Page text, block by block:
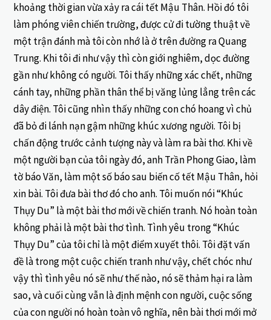
khoảng thời gian vừa xảy ra cái tết Mậu Thân. Hồi đó tôi
làm phóng viên chiến trường, được cử đi tường thuật về
một trận đánh mà tôi còn nhớ là ở trên đường ra Quang
Trung. Khi tôi đi như vậy thì còn giới nghiêm, dọc đường
gần như không có người. Tôi thấy những xác chết, những
cánh tay, những phần thân thể bị văng lủng lẳng trên các
dây điện. Tôi cũng nhìn thấy những con chó hoang vì chủ
đã bỏ đi lánh nạn gậm những khúc xương người. Tôi bị
chấn động trước cảnh tượng này và làm ra bài thơ. Khi về
một người bạn của tôi ngày đó, anh Trần Phong Giao, làm
tờ báo Văn, làm một số báo sau biến cố tết Mậu Thân, hỏi
xin bài. Tôi đưa bài thơ đó cho anh. Tôi muốn nói “Khúc
Thụy Du” là một bài thơ mới về chiến tranh. Nó hoàn toàn
không phải là một bài thơ tình. Tình yêu trong “Khúc
Thụy Du” của tôi chỉ là một điểm xuyết thôi. Tôi đặt vấn
đề là trong một cuộc chiến tranh như vậy, chết chóc như
vậy thì tình yêu nó sẽ như thế nào, nó sẽ thảm hại ra làm
sao, và cuối cùng vẫn là định mệnh con người, cuộc sống
của con người nó hoàn toàn vô nghĩa, nên bài thơi mới mở